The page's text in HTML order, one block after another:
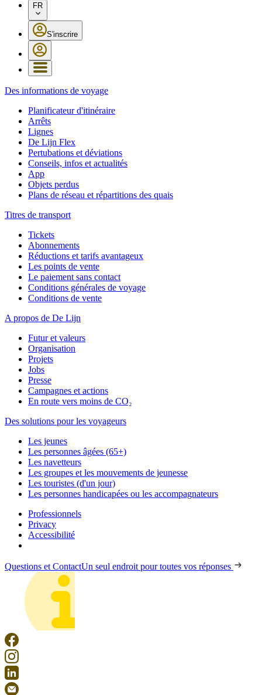
FR
S'inscrire
Des informations de voyage
Planificateur d'itinéraire
Arrêts
Lignes
De Lijn Flex
Pertubations et déviations
Conseils, infos et actualités
App
Objets perdus
Plans de réseau et répartitions des quais
Titres de transport
Tickets
Abonnements
Réductions et tarifs avantageux
Les points de vente
Le paiement sans contact
Conditions générales de voyage
Conditions de vente
A propos de De Lijn
Futur et valeurs
Organisation
Projets
Jobs
Presse
Campagnes et actions
En route vers moins de CO₂
Des solutions pour les voyageurs
Les jeunes
Les personnes âgées (65+)
Les navetteurs
Les groupes et les mouvements de jeunesse
Les touristes (d'un jour)
Les personnes handicapées ou les accompagnateurs
Professionnels
Privacy
Accessibilité
Questions et ContactUn seul endroit pour toutes vos réponses